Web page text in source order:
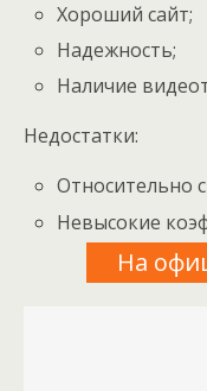
Хороший сайт;
Надежность;
Наличие
Недостатки:
Относительно
Невысокие
На